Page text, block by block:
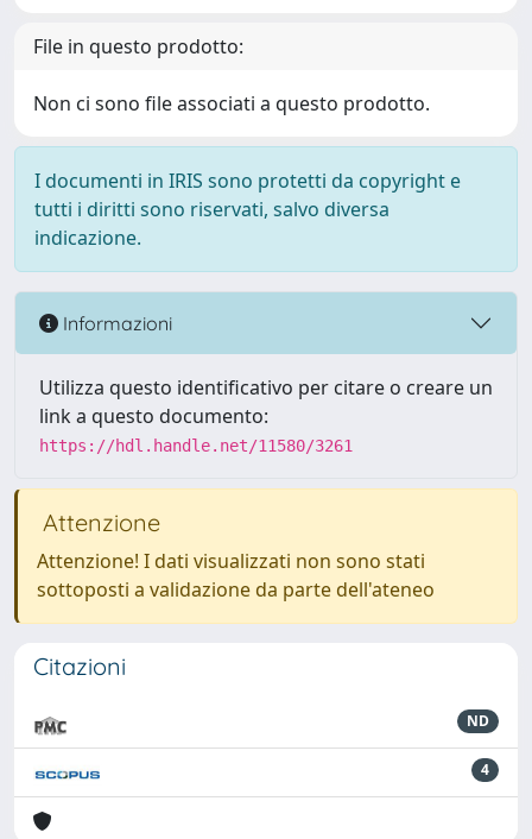
File in questo prodotto:
Non ci sono file associati a questo prodotto.
I documenti in IRIS sono protetti da copyright e
tutti i diritti sono riservati, salvo diversa
indicazione.
Informazioni
Utilizza questo identificativo per citare o creare un
link a questo documento:
https://hdl.handle.net/11580/3261
Attenzione
Attenzione! I dati visualizzati non sono stati
sottoposti a validazione da parte dell'ateneo
Citazioni
ND
4